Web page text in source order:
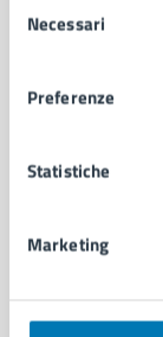
delNecessari
Preferenze
Statistiche
Marketing
Uffici
Personale
Intranet, posta
CATEGORIE DI